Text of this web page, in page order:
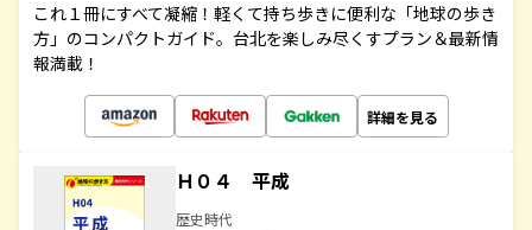
これ１冊にすべて凝縮！軽くて持ち歩きに便利な「地球の歩き
方」のコンパクトガイド。台北を楽しみ尽くすプラン＆最新情
報満載！
詳細を見る
Ｈ０４ 平成
歴史時代